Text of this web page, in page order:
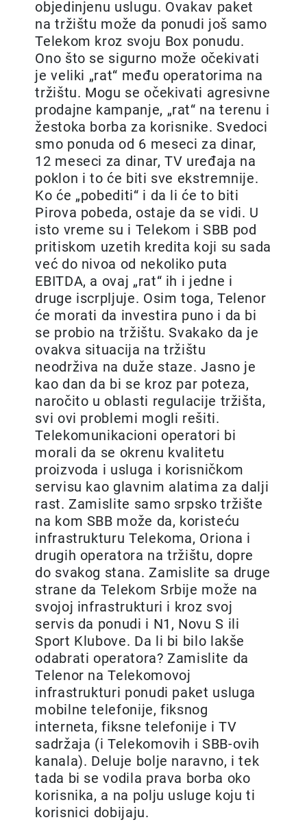
objedinjenu uslugu. Ovakav paket
na tržištu može da ponudi još samo
Telekom kroz svoju Box ponudu.
Ono što se sigurno može očekivati
je veliki „rat“ među operatorima na
tržištu. Mogu se očekivati agresivne
prodajne kampanje, „rat“ na terenu i
žestoka borba za korisnike. Svedoci
smo ponuda od 6 meseci za dinar,
12 meseci za dinar, TV uređaja na
poklon i to će biti sve ekstremnije.
Ko će „pobediti“ i da li će to biti
Pirova pobeda, ostaje da se vidi. U
isto vreme su i Telekom i SBB pod
pritiskom uzetih kredita koji su sada
već do nivoa od nekoliko puta
EBITDA, a ovaj „rat“ ih i jedne i
druge iscrpljuje. Osim toga, Telenor
će morati da investira puno i da bi
se probio na tržištu. Svakako da je
ovakva situacija na tržištu
neodrživa na duže staze. Jasno je
kao dan da bi se kroz par poteza,
naročito u oblasti regulacije tržišta,
svi ovi problemi mogli rešiti.
Telekomunikacioni operatori bi
morali da se okrenu kvalitetu
proizvoda i usluga i korisničkom
servisu kao glavnim alatima za dalji
rast. Zamislite samo srpsko tržište
na kom SBB može da, koristeću
infrastrukturu Telekoma, Oriona i
drugih operatora na tržištu, dopre
do svakog stana. Zamislite sa druge
strane da Telekom Srbije može na
svojoj infrastrukturi i kroz svoj
servis da ponudi i N1, Novu S ili
Sport Klubove. Da li bi bilo lakše
odabrati operatora? Zamislite da
Telenor na Telekomovoj
infrastrukturi ponudi paket usluga
mobilne telefonije, fiksnog
interneta, fiksne telefonije i TV
sadržaja (i Telekomovih i SBB-ovih
kanala). Deluje bolje naravno, i tek
tada bi se vodila prava borba oko
korisnika, a na polju usluge koju ti
korisnici dobijaju.